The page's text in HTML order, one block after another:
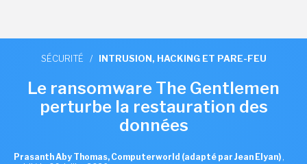
SÉCURITÉ / INTRUSION, HACKING ET PARE-FEU
Le ransomware The Gentlemen
perturbe la restauration des
données
Prasanth Aby Thomas, Computerworld (adapté par Jean Elyan) ,